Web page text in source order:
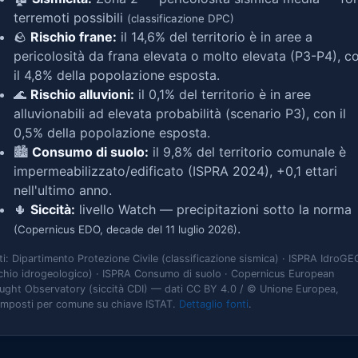
terremoti possibili (classificazione DPC)
🪨 Rischio frane: il 14,6% del territorio è in aree a
pericolosità da frana elevata o molto elevata (P3-P4),
il 4,8% della popolazione esposta.
🌊 Rischio alluvioni: il 0,1% del territorio è in aree
alluvionabili ad elevata probabilità (scenario P3), con il
0,5% della popolazione esposta.
🏙️ Consumo di suolo: il 9,8% del territorio comunale è
impermeabilizzato/edificato (ISPRA 2024), +0,1 ettari
nell'ultimo anno.
🌵 Siccità: livello Watch — precipitazioni sotto la norma
(Copernicus EDO, decade del 11 luglio 2026).
Dipartimento Protezione Civile (classificazione sismica) · ISPRA
idrogeologico) · ISPRA Consumo di suolo · Copernicus European
Observatory (siccità CDI) — dati CC BY 4.0 / © Unione Europea,
per comune su chiave ISTAT. Dettaglio fonti.